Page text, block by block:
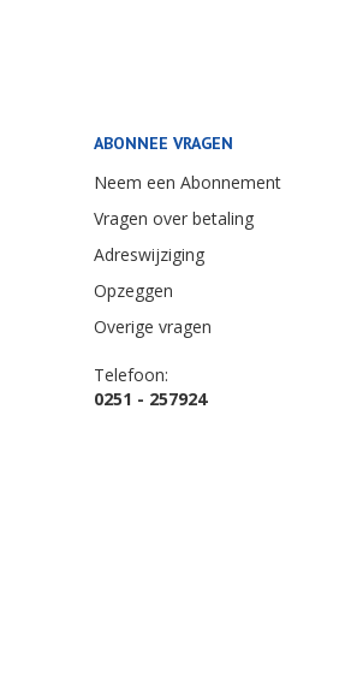
ABONNEE VRAGEN
Neem een Abonnement
Vragen over betaling
Adreswijziging
Opzeggen
Overige vragen
Telefoon:
0251 - 257924